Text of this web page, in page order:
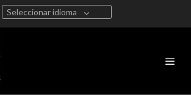
Seleccionar idioma